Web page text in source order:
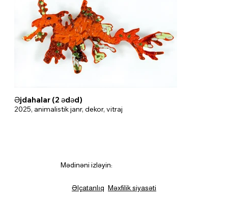
Əjdahalar (2 ədəd)
2025, animalistik janr, dekor, vitraj
Əlçatanlıq Məxfilik siyasəti
Mədinəni izləyin: